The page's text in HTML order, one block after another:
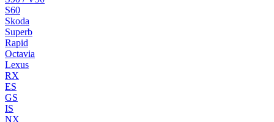
S60
Skoda
Superb
Rapid
Octavia
Lexus
RX
ES
GS
IS
NX